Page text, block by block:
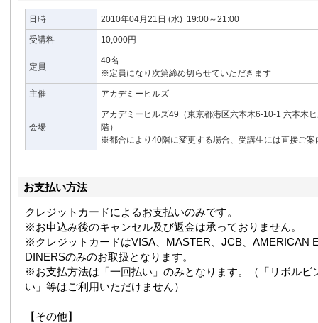
日時 2010年04月21日 (水) 19:00～21:00
受講料 10,000円
定員
40名
※定員になり次第締め切らせていただきます
主催 アカデミーヒルズ
会場
アカデミーヒルズ49（東京都港区六本木6-10-1 六本木
階）
※都合により40階に変更する場合、受講生には直接ご案
お支払い方法
クレジットカードによるお支払いのみです。
※お申込み後のキャンセル及び返金は承っておりません。
※クレジットカードはVISA、MASTER、JCB、AMERICAN
DINERSのみのお取扱となります。
※お支払方法は「一回払い」のみとなります。（「リボルビ
い」等はご利用いただけません）
【その他】